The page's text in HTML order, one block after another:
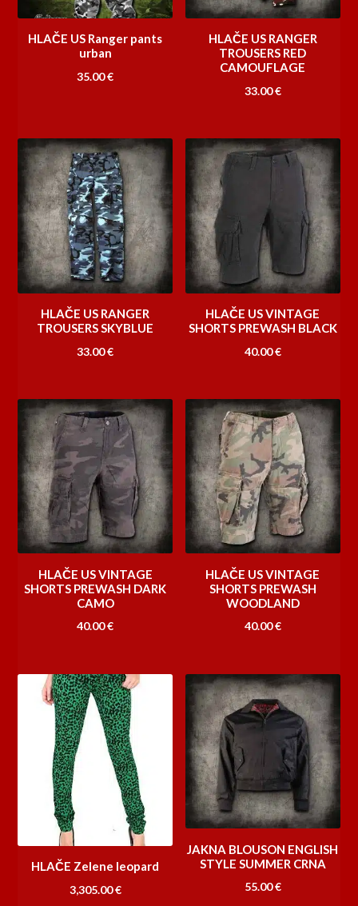
HLAČE US Ranger pants
urban
35.00€
HLAČE US RANGER
TROUSERS RED
CAMOUFLAGE
33.00€
HLAČE US RANGER
TROUSERS SKYBLUE
33.00€
HLAČE US VINTAGE
SHORTS PREWASH BLACK
40.00€
HLAČE US VINTAGE
SHORTS PREWASH DARK
CAMO
40.00€
HLAČE US VINTAGE
SHORTS PREWASH
WOODLAND
40.00€
HLAČE Zelene leopard
3,305.00€
JAKNA BLOUSON ENGLISH
STYLE SUMMER CRNA
55.00€